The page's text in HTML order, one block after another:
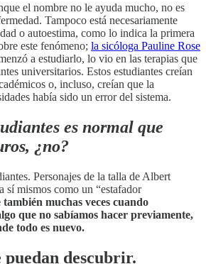
el nombre no le ayuda mucho, no es
Tampoco está necesariamente
o autoestima, como lo indica la primera
este fenómeno; la sicóloga Pauline Rose
a estudiarlo, lo vio en las terapias que
universitarios. Estos estudiantes creían
o, incluso, creían que la
había sido un error del sistema.
es normal que
¿no?
Personajes de la talla de Albert
sí mismos como un “estafador
también muchas veces cuando
que no sabíamos hacer previamente,
todo es nuevo.
descubrir.